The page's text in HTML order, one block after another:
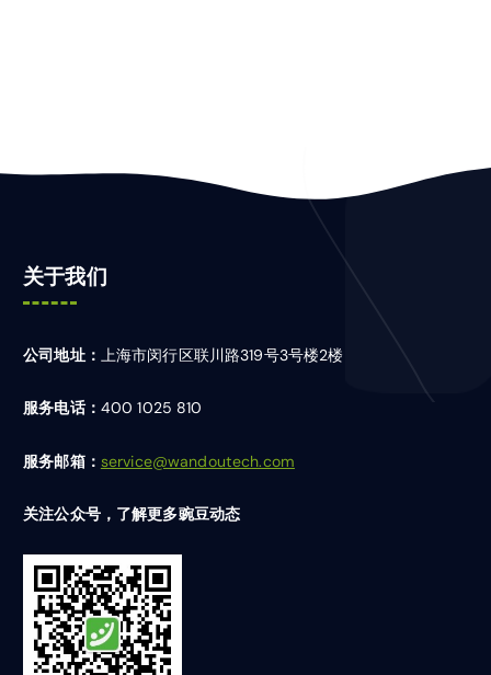
关于我们
公司地址： 上海市闵行区联川路319号3号楼2楼
服务电话： 400 1025 810
服务邮箱： service@wandoutech.com
关注公众号，了解更多豌豆动态